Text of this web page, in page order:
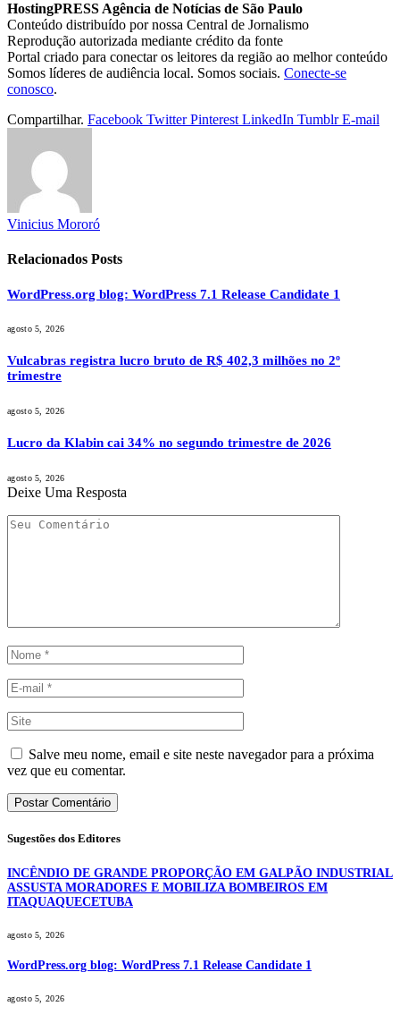
HostingPRESS Agência de Notícias de São Paulo
Conteúdo distribuído por nossa Central de Jornalismo
Reprodução autorizada mediante crédito da fonte
Portal criado para conectar os leitores da região ao melhor conteúdo
Somos líderes de audiência local. Somos sociais. Conecte-se
conosco.
Compartilhar. Facebook Twitter Pinterest LinkedIn Tumblr E-mail
Vinicius Mororó
Relacionados Posts
WordPress.org blog: WordPress 7.1 Release Candidate 1
agosto 5, 2026
Vulcabras registra lucro bruto de R$ 402,3 milhões no 2º
trimestre
agosto 5, 2026
Lucro da Klabin cai 34% no segundo trimestre de 2026
agosto 5, 2026
Deixe Uma Resposta
Salve meu nome, email e site neste navegador para a próxima
vez que eu comentar.
Sugestões dos Editores
INCÊNDIO DE GRANDE PROPORÇÃO EM GALPÃO INDUSTRIAL
ASSUSTA MORADORES E MOBILIZA BOMBEIROS EM
ITAQUAQUECETUBA
agosto 5, 2026
WordPress.org blog: WordPress 7.1 Release Candidate 1
agosto 5, 2026